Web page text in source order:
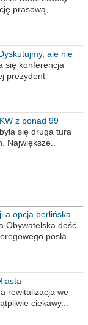
prasową,
ale nie
się konferencja
prezydent
z ponad 99
się druga tura
Największe..
a opcja berlińska
Obywatelska dość
posła..
rewitalizacja we
ciekawy...